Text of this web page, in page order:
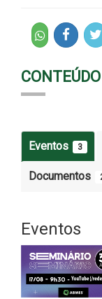
Eventos 3
Documentos
Eventos